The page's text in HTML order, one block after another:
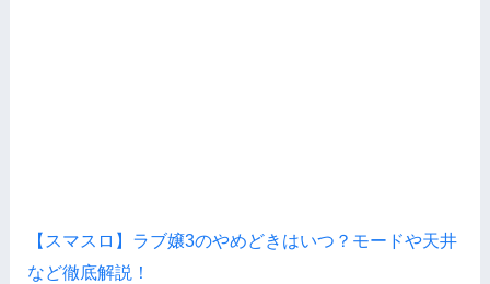
【スマスロ】ラブ嬢3のやめどきはいつ？モードや天井
など徹底解説！